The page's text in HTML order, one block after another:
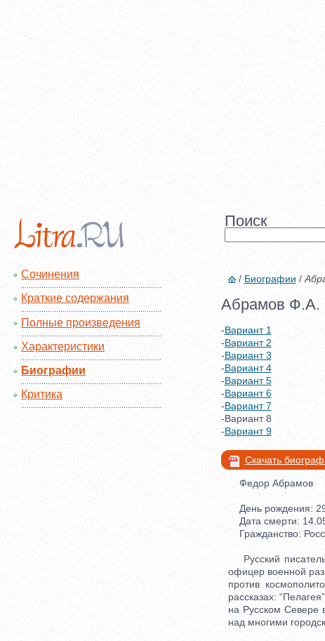
Поиск
Сочинения
Краткие содержания
Полные произведения
Характеристики
Биографии
Критика
/ Биографии /
Абрамов Ф.А.
-Вариант 1
-Вариант 2
-Вариант 3
-Вариант 4
-Вариант 5
-Вариант 6
-Вариант 7
-Вариант 8
-Вариант 9
Скачать
Федор Абрамов
День рождения:
Дата смерти:
Гражданство:
Русский
офицер военной
против
рассказах:
на Русском Севере
над многими